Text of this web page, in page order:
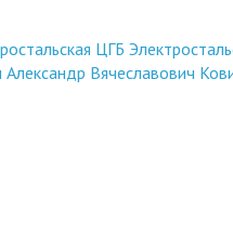
ЦГБ
Вячеславович